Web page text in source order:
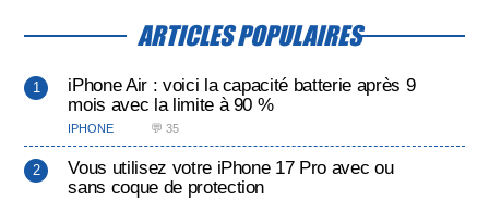
ARTICLES POPULAIRES
iPhone Air : voici la capacité batterie après 9
mois avec la limite à 90 %
IPHONE 💬 35
Vous utilisez votre iPhone 17 Pro avec ou
sans coque de protection